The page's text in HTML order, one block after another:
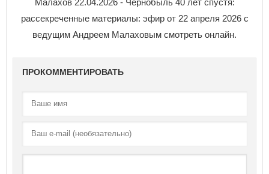
Малахов 22.04.2026 - Чернобыль 40 лет спустя:
рассекреченные материалы: эфир от 22 апреля 2026 с
ведущим Андреем Малаховым смотреть онлайн.
ПРОКОММЕНТИРОВАТЬ